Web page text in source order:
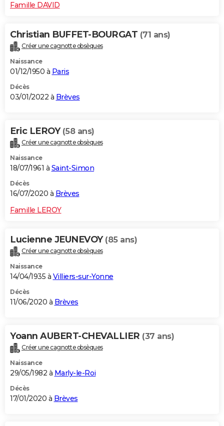
Famille DAVID
Christian BUFFET-BOURGAT (71 ans)
Créer une cagnotte obsèques
Naissance
01/12/1950 à Paris
Décès
03/01/2022 à Brèves
Eric LEROY (58 ans)
Créer une cagnotte obsèques
Naissance
18/07/1961 à Saint-Simon
Décès
16/07/2020 à Brèves
Famille LEROY
Lucienne JEUNEVOY (85 ans)
Créer une cagnotte obsèques
Naissance
14/04/1935 à Villiers-sur-Yonne
Décès
11/06/2020 à Brèves
Yoann AUBERT-CHEVALLIER (37 ans)
Créer une cagnotte obsèques
Naissance
29/05/1982 à Marly-le-Roi
Décès
17/01/2020 à Brèves